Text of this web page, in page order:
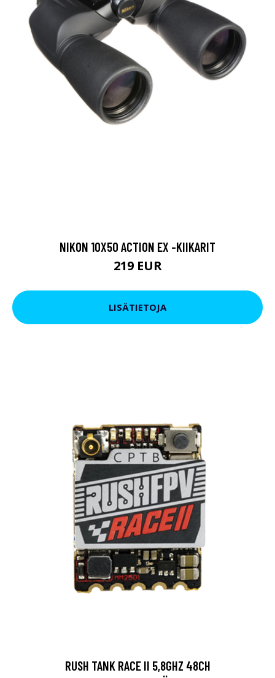
NIKON 10X50 ACTION EX -KIIKARIT
219 EUR
LISÄTIETOJA
RUSH TANK RACE II 5,8GHZ 48CH